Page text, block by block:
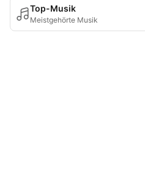
Top-Musik
Meistgehörte Musik